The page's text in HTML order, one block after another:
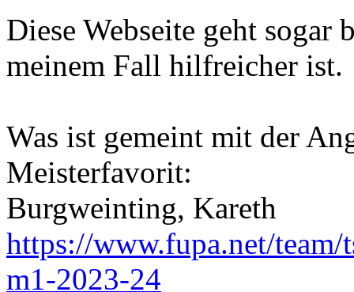
Diese Webseite geht sogar
meinem Fall hilfreicher ist.
Was ist gemeint mit der
Meisterfavorit:
Burgweinting, Kareth
https://www.fupa.net/
m1-2023-24